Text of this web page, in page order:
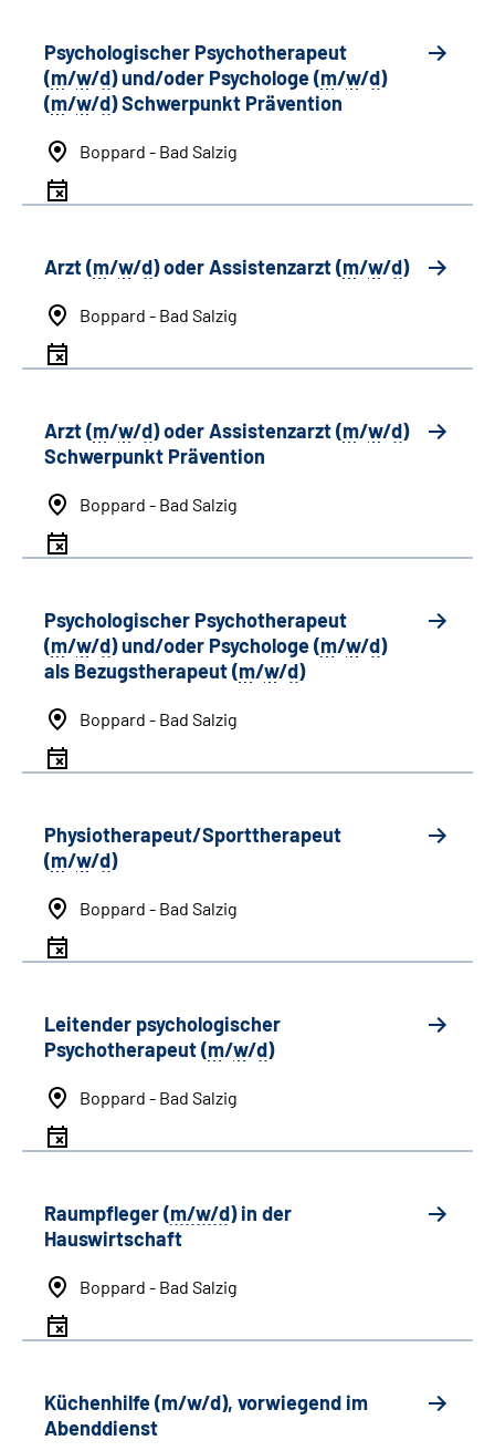
Psychologischer Psychotherapeut
(m/w/d) und/oder Psychologe (m/w/d)
(m/w/d) Schwerpunkt Prävention
Boppard - Bad Salzig
Arzt (m/w/d) oder Assistenzarzt (m/w/d)
Boppard - Bad Salzig
Arzt (m/w/d) oder Assistenzarzt (m/w/d)
Schwerpunkt Prävention
Boppard - Bad Salzig
Psychologischer Psychotherapeut
(m/w/d) und/oder Psychologe (m/w/d)
als Bezugstherapeut (m/w/d)
Boppard - Bad Salzig
Physiotherapeut/Sporttherapeut
(m/w/d)
Boppard - Bad Salzig
Leitender psychologischer
Psychotherapeut (m/w/d)
Boppard - Bad Salzig
Raumpfleger (m/w/d) in der
Hauswirtschaft
Boppard - Bad Salzig
Küchenhilfe (m/w/d), vorwiegend im
Abenddienst